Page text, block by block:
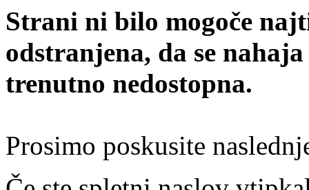
Strani ni bilo mogoče
odstranjena, da se
trenutno nedostopna.
Prosimo poskusite